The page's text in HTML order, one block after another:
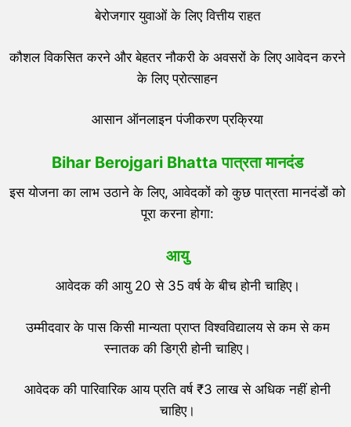
बेरोजगार युवाओं के लिए वित्तीय राहत
कौशल विकसित करने और बेहतर नौकरी के अवसरों के लिए आवेदन करने
के लिए प्रोत्साहन
आसान ऑनलाइन पंजीकरण प्रक्रिया
Bihar Berojgari Bhattaपात्रता मानदंड
इस योजना का लाभ उठाने के लिए, आवेदकों को कुछ पात्रता मानदंडों को
पूरा करना होगा:
आयु
आवेदक की आयु 20 से 35 वर्ष के बीच होनी चाहिए।
उम्मीदवार के पास किसी मान्यता प्राप्त विश्वविद्यालय से कम से कम
स्नातक की डिग्री होनी चाहिए।
आवेदक की पारिवारिक आय प्रति वर्ष ₹3 लाख से अधिक नहीं होनी
चाहिए।